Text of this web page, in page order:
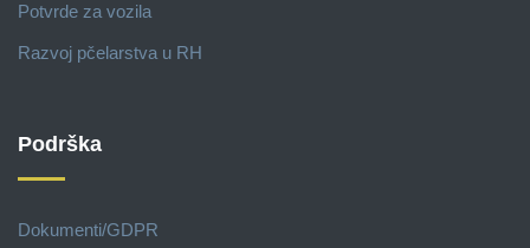
Potvrde za vozila
Razvoj pčelarstva u RH
Podrška
Dokumenti/GDPR